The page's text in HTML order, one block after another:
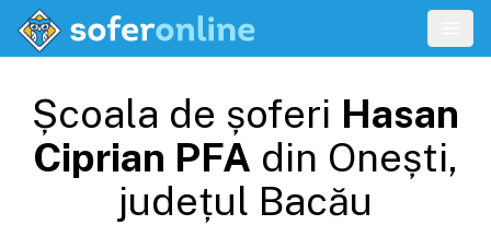
Școala de șoferi Hasan
Ciprian PFA din Onești,
județul Bacău